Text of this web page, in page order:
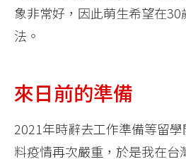
象非常好，因此萌生希望在30
法。
來日前的準備
2021年時辭去工作準備等留
料疫情再次嚴重，於是我在台